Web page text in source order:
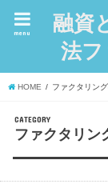
融資
法
menu
HOME ファクタリン
CATEGORY
ファクタリン